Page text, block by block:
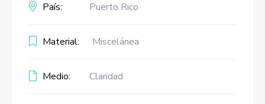
País: Puerto Rico
Material: Miscelánea
Medio: Claridad